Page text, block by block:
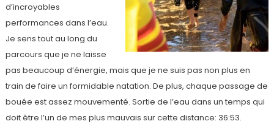
d’incroyables
performances dans l’eau.
Je sens tout au long du
parcours que je ne laisse
pas beaucoup d’énergie, mais que je ne suis pas non plus en
train de faire un formidable natation. De plus, chaque passage de
bouée est assez mouvementé. Sortie de l’eau dans un temps qui
doit être l’un de mes plus mauvais sur cette distance: 36:53.